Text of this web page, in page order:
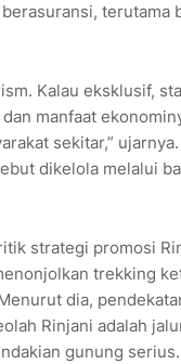
terutama
Kalau eksklusif,
manfaat
sekitar,”
dikelola melalui
strategi promosi
trekking
dia,
Rinjani adalah
gunung serius.